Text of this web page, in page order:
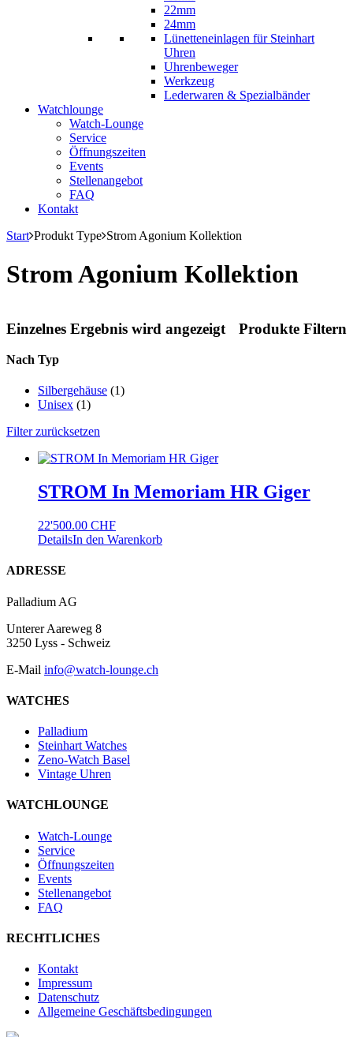
22mm
24mm
Lünetteneinlagen für Steinhart
Uhren
Uhrenbeweger
Werkzeug
Lederwaren & Spezialbänder
Watchlounge
Watch-Lounge
Service
Öffnungszeiten
Events
Stellenangebot
FAQ
Kontakt
Start Produkt Type Strom Agonium Kollektion
Strom Agonium Kollektion
Einzelnes Ergebnis wird angezeigt Produkte Filtern
Nach Typ
Silbergehäuse (1)
Unisex (1)
Filter zurücksetzen
STROM In Memoriam HR Giger
22'500.00 CHF
DetailsIn den Warenkorb
Footer
ADRESSE
Palladium AG
Unterer Aareweg 8
3250 Lyss - Schweiz
E-Mail info@watch-lounge.ch
WATCHES
Palladium
Steinhart Watches
Zeno-Watch Basel
Vintage Uhren
WATCHLOUNGE
Watch-Lounge
Service
Öffnungszeiten
Events
Stellenangebot
FAQ
RECHTLICHES
Kontakt
Impressum
Datenschutz
Allgemeine Geschäftsbedingungen